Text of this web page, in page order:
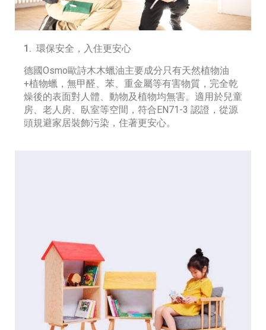
1. 環保安全，入住更安心
德國Osmo歐詩木木蠟油主要成分只有天然植物油
+植物蠟，無甲醛、苯、重金屬等有害物質，完全乾
燥後的表面對人體、動物及植物均無害。適用於兒童
房、老人房、臥室等空間，符合EN71-3 認證，從源
頭規避家居裝飾污染，住著更安心。